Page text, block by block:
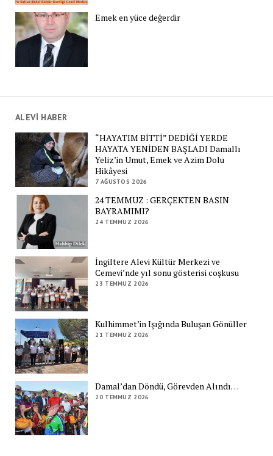
Emek en yüce değerdir
ALEVİ HABER
“HAYATIM BİTTİ” DEDİĞİ YERDE
HAYATA YENİDEN BAŞLADI Damallı
Yeliz’in Umut, Emek ve Azim Dolu
Hikâyesi
7 AĞUSTOS 2026
24 TEMMUZ : GERÇEKTEN BASIN
BAYRAMIMI?
24 TEMMUZ 2026
İngiltere Alevi Kültür Merkezi ve
Cemevi’nde yıl sonu gösterisi coşkusu
23 TEMMUZ 2026
Kulhimmet’in Işığında Buluşan Gönüller
21 TEMMUZ 2026
Damal’dan Döndü, Görevden Alındı…
20 TEMMUZ 2026